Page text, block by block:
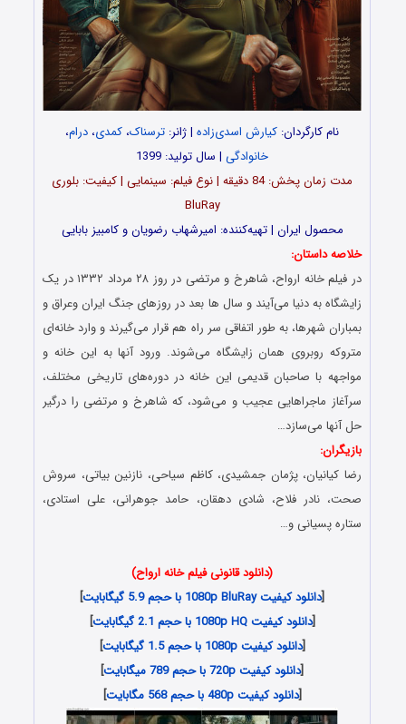
نام کارگردان: کیارش اسدی‌زاده | ژانر: ترسناک، کمدی، درام،
خانوادگی | سال تولید: 1399
مدت‌‌ زمان پخش: 84 دقیقه | نوع فیلم: سینمایی | کیفیت: بلوری
BluRay
محصول ایران | تهیه‎‌کننده: امیرشهاب رضویان و کامبیز بابایی
خلاصه داستان:
در فیلم خانه ارواح، شاهرخ و مرتضی در روز ۲۸ مرداد ۱۳۳۲ در یک
زایشگاه به دنیا می‌آیند و سال ها بعد در روزهای جنگ ایران و‌عراق و
بمباران شهرها، به طور اتفاقی سر راه هم قرار می‌گیرند و وارد خانه‌ای
متروکه روبروی همان زایشگاه می‌شوند. ورود آنها به این خانه و
مواجهه با صاحبان قدیمی این خانه در دوره‌های تاریخی مختلف،
سرآغاز ماجراهایی عجیب و می‌شود، که شاهرخ و مرتضی را درگیر
حل آنها می‌سازد…
بازیگران:
رضا کیانیان، پژمان جمشیدی، کاظم سیاحی، نازنین بیاتی، سروش
صحت، نادر فلاح، شادی دهقان، حامد جوهرانی، علی استادی،
ستاره پسیانی و…
(دانلود قانونی فیلم خانه ارواح)
[دانلود کیفیت 1080p BluRay با حجم 5.9 گیگابایت
]
[دانلود کیفیت 1080p HQ با حجم 2.1 گیگابایت
]
[دانلود کیفیت 1080p با حجم 1.5 گیگابایت
]
[دانلود کیفیت 720p با حجم 789 میگابایت
]
[دانلود کیفیت 480p با حجم 568 مگابایت ]